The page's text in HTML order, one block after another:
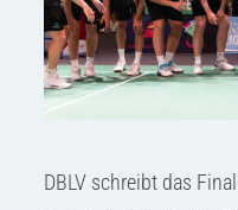
DBLV schreibt das